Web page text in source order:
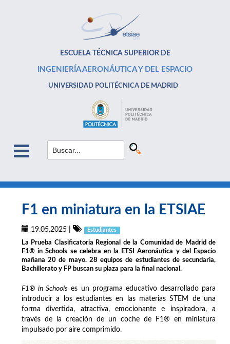
ESCUELA TÉCNICA SUPERIOR DE
INGENIERÍA AERONÁUTICA Y DEL ESPACIO
UNIVERSIDAD POLITÉCNICA DE MADRID
F1 en miniatura en la ETSIAE
19.05.2025 Estudiantes
La Prueba Clasificatoria Regional de la Comunidad de Madrid de
F1® in Schools se celebra en la ETSI Aeronáutica y del Espacio
mañana 20 de mayo. 28 equipos de estudiantes de secundaria,
Bachillerato y FP buscan su plaza para la final nacional.
F1® in Schools es un programa educativo desarrollado para
introducir a los estudiantes en las materias STEM de una
forma divertida, atractiva, emocionante e inspiradora, a
través de la creación de un coche de F1® en miniatura
impulsado por aire comprimido.